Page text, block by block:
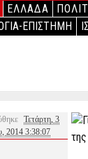
ΕΛΛΑΔΑ
ΕΠΙΣΤΗΜΗ
Τετάρτη, 3
2014 3:38:07